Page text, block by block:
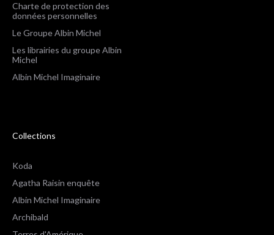
Charte de protection des
données personnelles
Le Groupe Albin Michel
Les librairies du groupe Albin
Michel
Albin Michel Imaginaire
Collections
Koda
Agatha Raisin enquête
Albin Michel Imaginaire
Archibald